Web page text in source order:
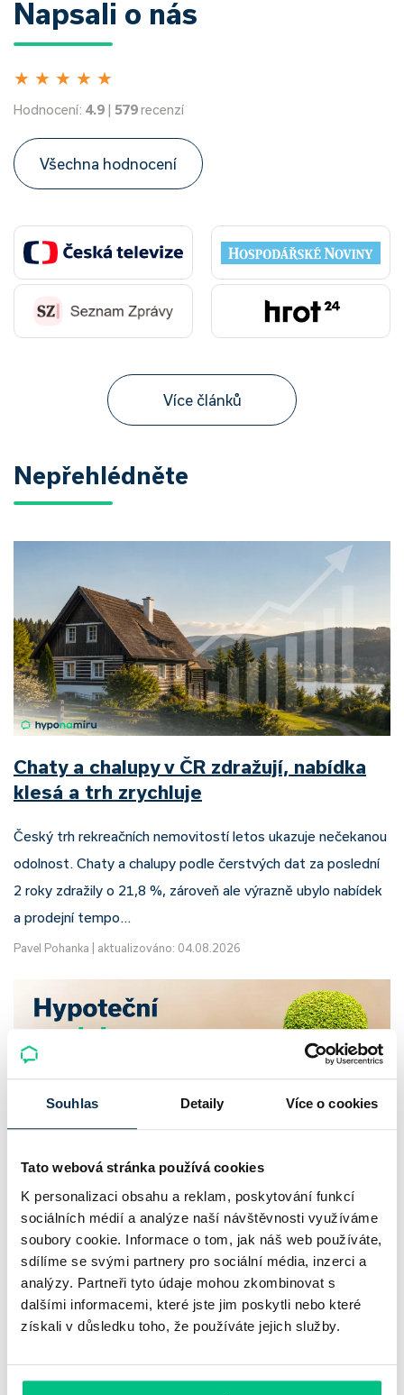
Souhlas Detaily Více o cookies
Tato webová stránka používá cookies
K personalizaci obsahu a reklam, poskytování funkcí
sociálních médií a analýze naší návštěvnosti využíváme
soubory cookie. Informace o tom, jak náš web používáte,
sdílíme se svými partnery pro sociální média, inzerci a
analýzy. Partneři tyto údaje mohou zkombinovat s
dalšími informacemi, které jste jim poskytli nebo které
získali v důsledku toho, že používáte jejich služby.
Napsali o nás
★ ★ ★ ★ ★
Hodnocení: 4.9 | 579recenzí
Všechna hodnocení
Více článků
Nepřehlédněte
Chaty a chalupy v ČR zdražují, nabídka
klesá a trh zrychluje
Český trh rekreačních nemovitostí letos ukazuje nečekanou
odolnost. Chaty a chalupy podle čerstvých dat za poslední
2 roky zdražily o 21,8 %, zároveň ale výrazně ubylo nabídek
a prodejní tempo…
Pavel Pohanka aktualizováno: 04.08.2026
UniCredit Bank od 27.7.2026 zdražuje
hypotéky, zatímco Raiffeisenbank
prodloužila slevu do 6.9.2026
Český hypoteční trh na konci července 2026 potvrzuje, že
sazby zůstávají pod tlakem a část bank pokračuje v jejich
plošně o 0,1…